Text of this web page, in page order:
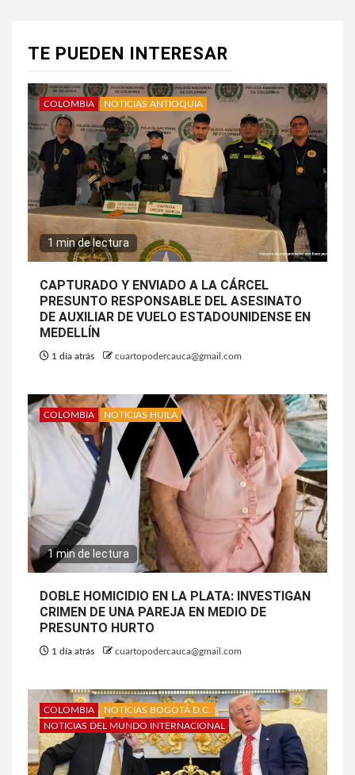
TE PUEDEN INTERESAR
COLOMBIA NOTICIAS ANTIOQUIA
1 min de lectura
CAPTURADO Y ENVIADO A LA CÁRCEL
PRESUNTO RESPONSABLE DEL ASESINATO
DE AUXILIAR DE VUELO ESTADOUNIDENSE EN
MEDELLÍN
1 día atrás cuartopodercauca@gmail.com
COLOMBIA NOTICIAS HUILA
1 min de lectura
DOBLE HOMICIDIO EN LA PLATA: INVESTIGAN
CRIMEN DE UNA PAREJA EN MEDIO DE
PRESUNTO HURTO
1 día atrás cuartopodercauca@gmail.com
COLOMBIA
NOTICIAS BOGOTÁ D.C.
NOTICIAS DEL MUNDO INTERNACIONAL